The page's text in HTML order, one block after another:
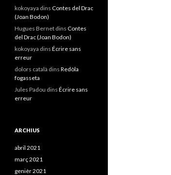
kokoyaya dins Contes del Drac
(Joan Bodon)
Hugues Bernet dins Contes
del Drac (Joan Bodon)
kokoyaya dins Écrire sans
erreur
dolors català dins Redòla
fogasseta
Jules Padou dins Écrire sans
erreur
ARCHIUS
abril 2021
març 2021
genièr 2021